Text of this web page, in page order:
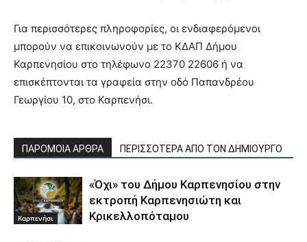
Για περισσότερες πληροφορίες, οι ενδιαφερόμενοι
μπορούν να επικοινωνούν με το ΚΔΑΠ Δήμου
Καρπενησίου στο τηλέφωνο 22370 22606 ή να
επισκέπτονται τα γραφεία στην οδό Παπανδρέου
Γεωργίου 10, στο Καρπενήσι.
ΠΑΡΟΜΟΙΑ ΑΡΘΡΑ ΠΕΡΙΣΣΟΤΕΡΑ ΑΠΟ ΤΟΝ ΔΗΜΙΟΥΡΓΟ
Καρπενήσι
«Όχι» του Δήμου Καρπενησίου στην
εκτροπή Καρπενησιώτη και
Κρικελλοπόταμου